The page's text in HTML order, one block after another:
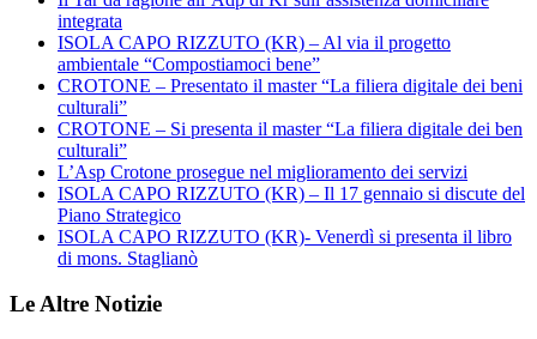
integrata
ISOLA CAPO RIZZUTO (KR) – Al via il progetto
ambientale “Compostiamoci bene”
CROTONE – Presentato il master “La filiera digitale dei beni
culturali”
CROTONE – Si presenta il master “La filiera digitale dei ben
culturali”
L’Asp Crotone prosegue nel miglioramento dei servizi
ISOLA CAPO RIZZUTO (KR) – Il 17 gennaio si discute del
Piano Strategico
ISOLA CAPO RIZZUTO (KR)- Venerdì si presenta il libro
di mons. Staglianò
Le Altre Notizie